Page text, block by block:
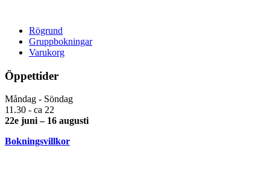
Rögrund
Gruppbokningar
Varukorg
Öppettider
Måndag - Söndag
11.30 - ca 22
22e juni – 16 augusti
Bokningsvillkor